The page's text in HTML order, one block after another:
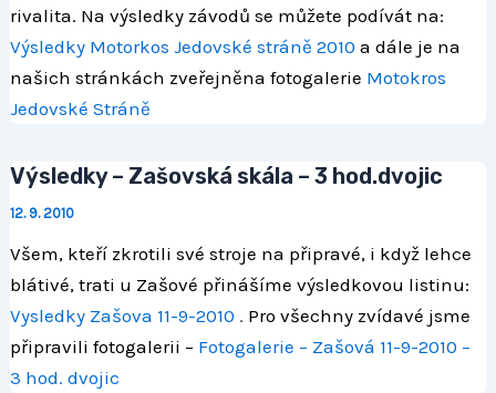
rivalita. Na výsledky závodů se můžete podívát na:
Výsledky Motorkos Jedovské stráně 2010 a dále je na
našich stránkách zveřejněna fotogalerie Motokros
Jedovské Stráně
Výsledky – Zašovská skála – 3 hod.dvojic
12. 9. 2010
Všem, kteří zkrotili své stroje na připravé, i když lehce
blátivé, trati u Zašové přinášíme výsledkovou listinu:
Vysledky Zašova 11-9-2010 . Pro všechny zvídavé jsme
připravili fotogalerii – Fotogalerie – Zašová 11-9-2010 –
3 hod. dvojic